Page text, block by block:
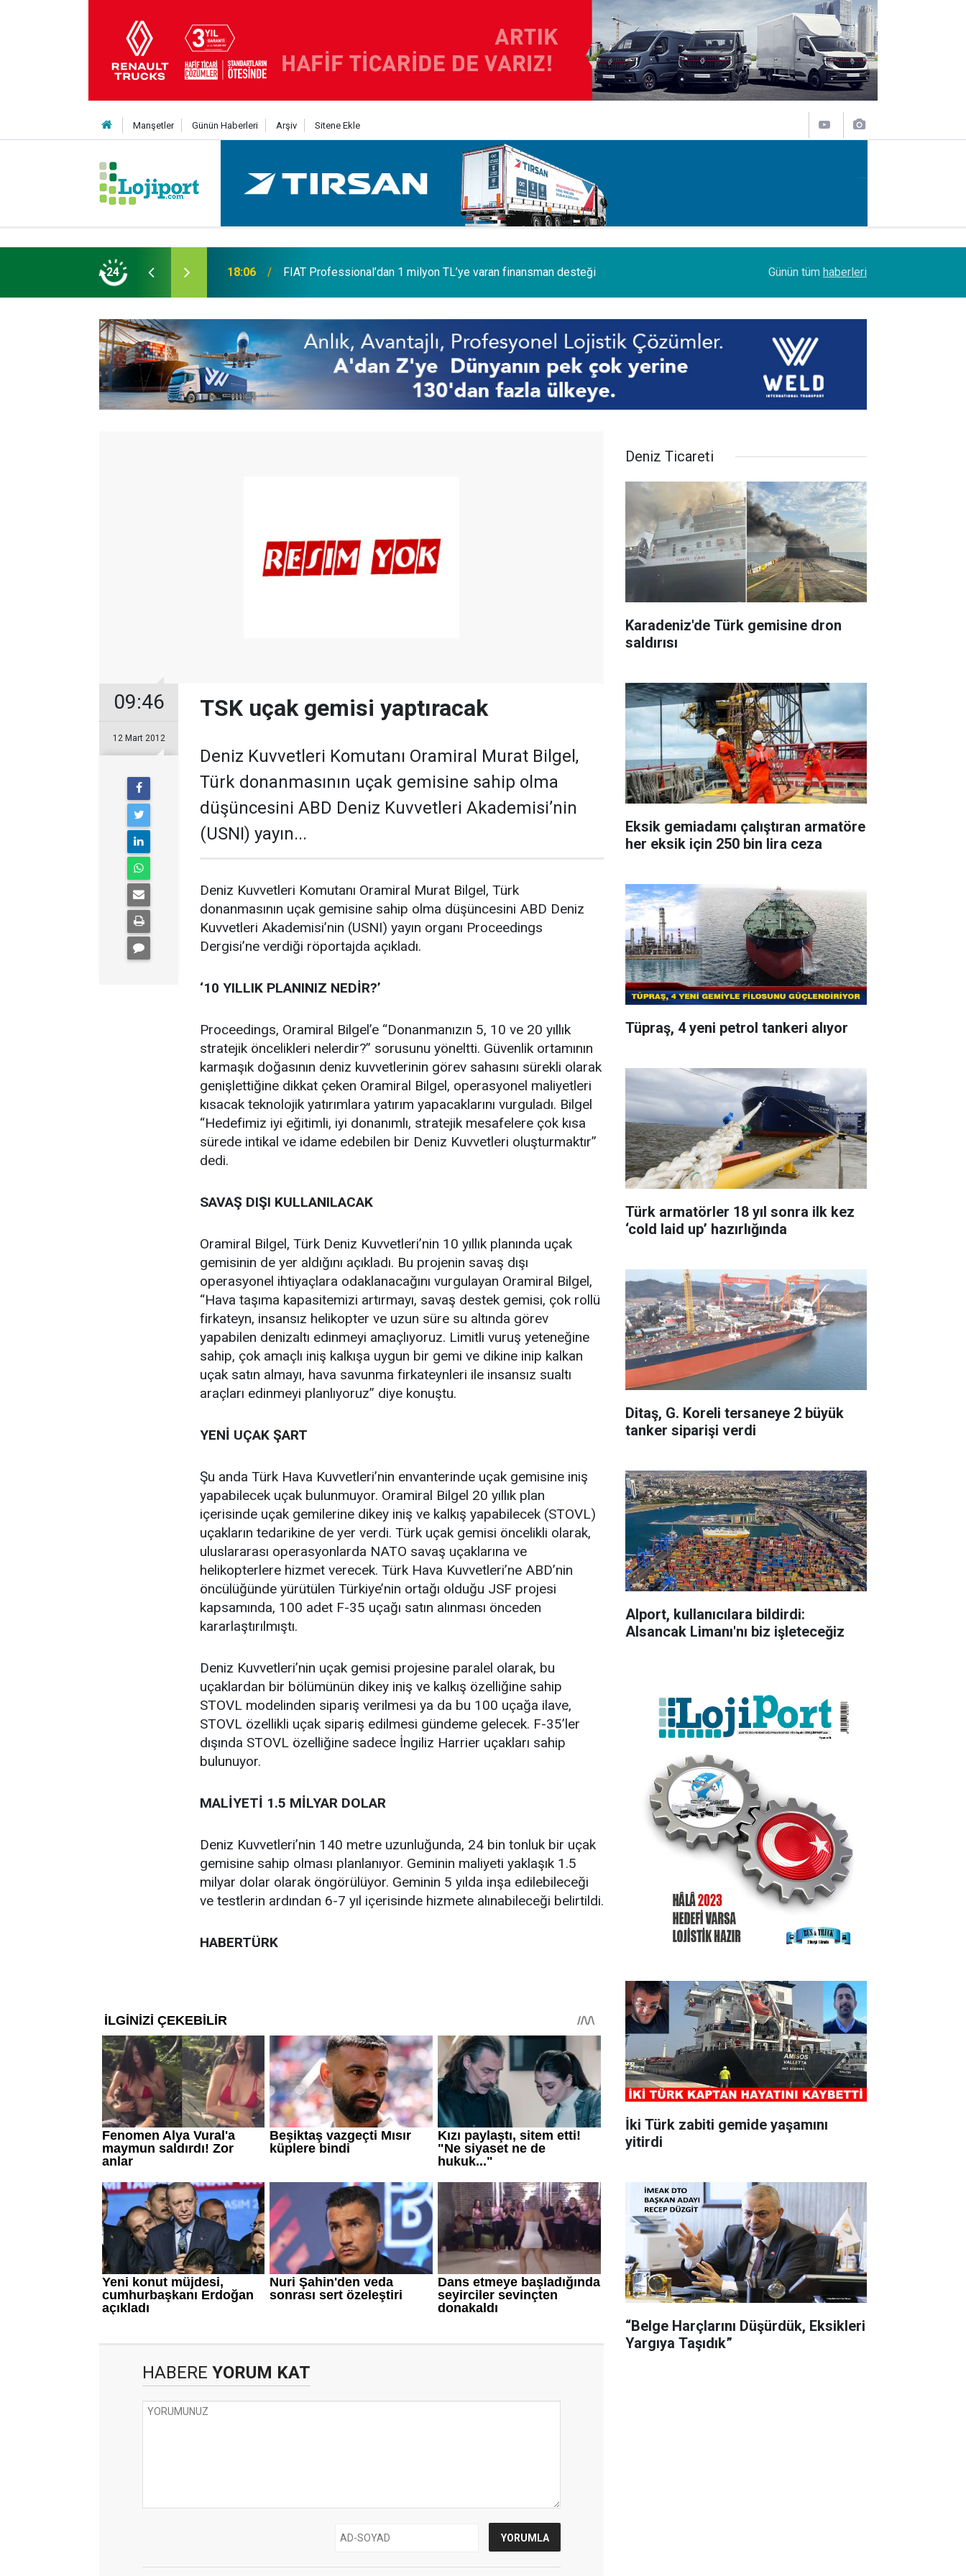
Manşetler Günün Haberleri Arşiv Sitene Ekle
24
varan finansman desteği 17:57 Ege'nin ilk Renault Trucks Master Red EDITION'ı ÖKN Lojistik filosunda DSV Türkiye’de bayrak değişimi
Günün tüm haberleri
09:46
12 Mart 2012
TSK uçak gemisi yaptıracak
Deniz Kuvvetleri Komutanı Oramiral Murat Bilgel,
Türk donanmasının uçak gemisine sahip olma
düşüncesini ABD Deniz Kuvvetleri Akademisi’nin
(USNI) yayın...
Deniz Kuvvetleri Komutanı Oramiral Murat Bilgel, Türk
donanmasının uçak gemisine sahip olma düşüncesini ABD Deniz
Kuvvetleri Akademisi’nin (USNI) yayın organı Proceedings
Dergisi’ne verdiği röportajda açıkladı.
‘10 YILLIK PLANINIZ NEDİR?’
Proceedings, Oramiral Bilgel’e “Donanmanızın 5, 10 ve 20 yıllık
stratejik öncelikleri nelerdir?” sorusunu yöneltti. Güvenlik ortamının
karmaşık doğasının deniz kuvvetlerinin görev sahasını sürekli olarak
genişlettiğine dikkat çeken Oramiral Bilgel, operasyonel maliyetleri
kısacak teknolojik yatırımlara yatırım yapacaklarını vurguladı. Bilgel
“Hedefimiz iyi eğitimli, iyi donanımlı, stratejik mesafelere çok kısa
sürede intikal ve idame edebilen bir Deniz Kuvvetleri oluşturmaktır”
dedi.
SAVAŞ DIŞI KULLANILACAK
Oramiral Bilgel, Türk Deniz Kuvvetleri’nin 10 yıllık planında uçak
gemisinin de yer aldığını açıkladı. Bu projenin savaş dışı
operasyonel ihtiyaçlara odaklanacağını vurgulayan Oramiral Bilgel,
“Hava taşıma kapasitemizi artırmayı, savaş destek gemisi, çok rollü
firkateyn, insansız helikopter ve uzun süre su altında görev
yapabilen denizaltı edinmeyi amaçlıyoruz. Limitli vuruş yeteneğine
sahip, çok amaçlı iniş kalkışa uygun bir gemi ve dikine inip kalkan
uçak satın almayı, hava savunma firkateynleri ile insansız sualtı
araçları edinmeyi planlıyoruz” diye konuştu.
YENİ UÇAK ŞART
Şu anda Türk Hava Kuvvetleri’nin envanterinde uçak gemisine iniş
yapabilecek uçak bulunmuyor. Oramiral Bilgel 20 yıllık plan
içerisinde uçak gemilerine dikey iniş ve kalkış yapabilecek (STOVL)
uçakların tedarikine de yer verdi. Türk uçak gemisi öncelikli olarak,
uluslararası operasyonlarda NATO savaş uçaklarına ve
helikopterlere hizmet verecek. Türk Hava Kuvvetleri’ne ABD’nin
öncülüğünde yürütülen Türkiye’nin ortağı olduğu JSF projesi
kapsamında, 100 adet F-35 uçağı satın alınması önceden
kararlaştırılmıştı.
Deniz Kuvvetleri’nin uçak gemisi projesine paralel olarak, bu
uçaklardan bir bölümünün dikey iniş ve kalkış özelliğine sahip
STOVL modelinden sipariş verilmesi ya da bu 100 uçağa ilave,
STOVL özellikli uçak sipariş edilmesi gündeme gelecek. F-35’ler
dışında STOVL özelliğine sadece İngiliz Harrier uçakları sahip
bulunuyor.
MALİYETİ 1.5 MİLYAR DOLAR
Deniz Kuvvetleri’nin 140 metre uzunluğunda, 24 bin tonluk bir uçak
gemisine sahip olması planlanıyor. Geminin maliyeti yaklaşık 1.5
milyar dolar olarak öngörülüyor. Geminin 5 yılda inşa edilebileceği
ve testlerin ardından 6-7 yıl içerisinde hizmete alınabileceği belirtildi.
HABERTÜRK
HABERE YORUM KAT
Deniz Ticareti
Karadeniz'de Türk gemisine dron
saldırısı
Eksik gemiadamı çalıştıran armatöre
her eksik için 250 bin lira ceza
Tüpraş, 4 yeni petrol tankeri alıyor
Türk armatörler 18 yıl sonra ilk kez
‘cold laid up’ hazırlığında
Ditaş, G. Koreli tersaneye 2 büyük
tanker siparişi verdi
Alport, kullanıcılara bildirdi:
Alsancak Limanı'nı biz işleteceğiz
İki Türk zabiti gemide yaşamını
yitirdi
“Belge Harçlarını Düşürdük, Eksikleri
Yargıya Taşıdık”